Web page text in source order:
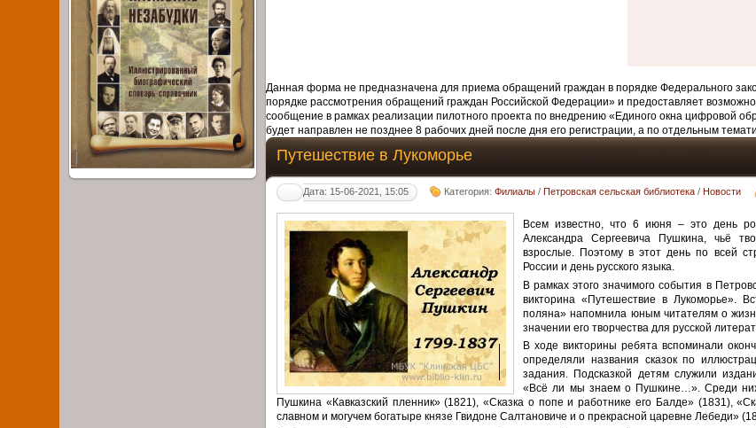
Данная форма не предназначена для приема обращений граждан в порядке Федерального
порядке рассмотрения обращений граждан Российской Федерации» и предоставляет
сообщение в рамках реализации пилотного проекта по внедрению «Единого окна цифровой
будет направлен не позднее 8 рабочих дней после дня его регистрации, а по отдельным
Путешествие в Лукоморье
Дата: 15-06-2021, 15:05 Категория:Филиалы /Петровская сельская библиотека /Новости
Всем известно, что 6 июня – это день
Александра Сергеевича Пушкина, чьё
взрослые. Поэтому в этот день по всей
России и день русского языка.
В рамках этого значимого события в
викторина «Путешествие в Лукоморье».
поляна» напомнила юным читателям о
значении его творчества для русской
В ходе викторины ребята вспоминали
определяли названия сказок по
задания. Подсказкой детям служили
«Всё ли мы знаем о Пушкине…». Среди
Пушкина «Кавказский пленник» (1821), «Сказка о попе и работнике его Балде» (1831),
славном и могучем богатыре князе Гвидоне Салтановиче и о прекрасной царевне Лебеди»